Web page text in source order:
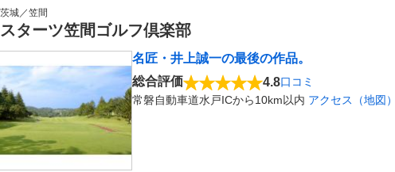
茨城／笠間
スターツ笠間ゴルフ倶楽部
名匠・井上誠一の最後の作品。
総合評価
4.8口コミ
常磐自動車道水戸ICから10km以内 アクセス（地図）